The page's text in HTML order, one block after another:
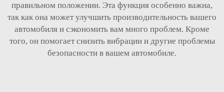
правильном положении. Эта функция особенно важна,
так как она может улучшить производительность вашего
автомобиля и сэкономить вам много проблем. Кроме
того, он помогает снизить вибрации и другие проблемы
безопасности в вашем автомобиле.